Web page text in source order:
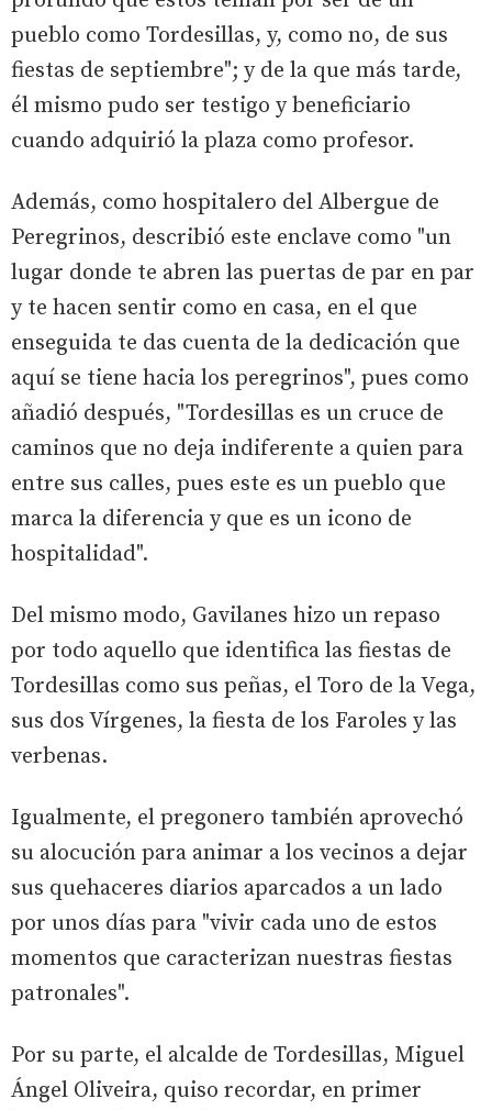
pueblo como Tordesillas, y, como no, de sus
fiestas de septiembre"; y de la que más tarde,
él mismo pudo ser testigo y beneficiario
cuando adquirió la plaza como profesor.
Además, como hospitalero del Albergue de
Peregrinos, describió este enclave como "un
lugar donde te abren las puertas de par en par
y te hacen sentir como en casa, en el que
enseguida te das cuenta de la dedicación que
aquí se tiene hacia los peregrinos", pues como
añadió después, "Tordesillas es un cruce de
caminos que no deja indiferente a quien para
entre sus calles, pues este es un pueblo que
marca la diferencia y que es un icono de
hospitalidad".
Del mismo modo, Gavilanes hizo un repaso
por todo aquello que identifica las fiestas de
Tordesillas como sus peñas, el Toro de la Vega,
sus dos Vírgenes, la fiesta de los Faroles y las
verbenas.
Igualmente, el pregonero también aprovechó
su alocución para animar a los vecinos a dejar
sus quehaceres diarios aparcados a un lado
por unos días para "vivir cada uno de estos
momentos que caracterizan nuestras fiestas
patronales".
Por su parte, el alcalde de Tordesillas, Miguel
Ángel Oliveira, quiso recordar, en primer